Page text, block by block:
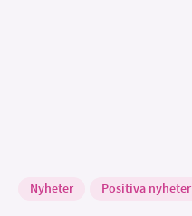
Nyheter Positiva nyheter